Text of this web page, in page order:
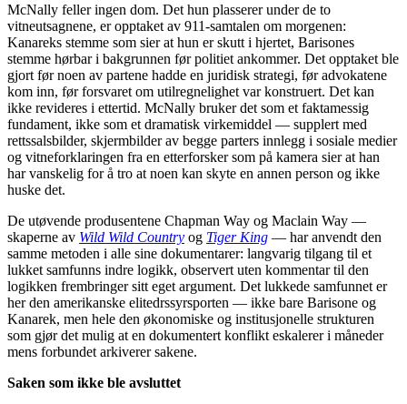
McNally feller ingen dom. Det hun plasserer under de to
vitneutsagnene, er opptaket av 911-samtalen om morgenen:
Kanareks stemme som sier at hun er skutt i hjertet, Barisones
stemme hørbar i bakgrunnen før politiet ankommer. Det opptaket ble
gjort før noen av partene hadde en juridisk strategi, før advokatene
kom inn, før forsvaret om utilregnelighet var konstruert. Det kan
ikke revideres i ettertid. McNally bruker det som et faktamessig
fundament, ikke som et dramatisk virkemiddel — supplert med
rettssalsbilder, skjermbilder av begge parters innlegg i sosiale medier
og vitneforklaringen fra en etterforsker som på kamera sier at han
har vanskelig for å tro at noen kan skyte en annen person og ikke
huske det.
De utøvende produsentene Chapman Way og Maclain Way —
skaperne av Wild Wild Country og Tiger King — har anvendt den
samme metoden i alle sine dokumentarer: langvarig tilgang til et
lukket samfunns indre logikk, observert uten kommentar til den
logikken frembringer sitt eget argument. Det lukkede samfunnet er
her den amerikanske elitedrssyrsporten — ikke bare Barisone og
Kanarek, men hele den økonomiske og institusjonelle strukturen
som gjør det mulig at en dokumentert konflikt eskalerer i måneder
mens forbundet arkiverer sakene.
Saken som ikke ble avsluttet